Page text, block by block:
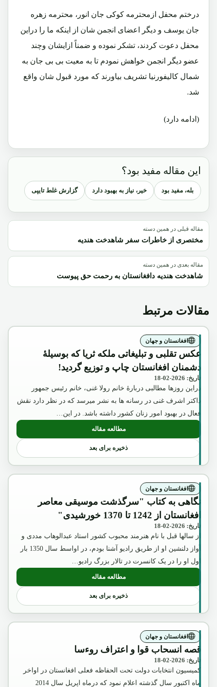
درختم محفل ازمحترمه کوکی جان انور، محترمه زهره
جان یوسف و دیگر اعضای انجمن شان از اینکه ما را دراین
محفل دعوت کردند، تشکر نموده و ضمناً ازایشان وچند
عضو دیگر انجمن خواهش نمودم تا به معیت بی بی جان به
شمال کالیفورنیا تشریف بیاورند که مورد قبول شان واقع
شد.
(ادامه دارد)
این مقاله مفید بود؟
بله، مفید بود خیر، نیاز به بهبود دارد گزارش غلط تایپی
مقاله قبلی در همین دسته
مختصری از خاطرات سفر شاهدخت هندیه
مقاله بعدی در همین دسته
شاهدخت هندیه دافغانستان به رحمت حق پیوست
مقالات مرتبط
افغانستان و جهان
عکس تقلبی و تبلیغاتی ملکه ثریا که بوسیلۀ
دشمنان افغانستان چاپ و توزیع گردید!
تاریخ: 2026-02-18
دراین روزها مطالبی دربارۀ خانم رولا غنی، خانم رئیس جمهور
داکتر اشرف غنی در رسانه ها به نشر میرسد که در نظر دارد نقش
فعال در بهبود امور زنان کشور داشته باشد. در این…
مطالعه مقاله: عکس تقلبی و تبلیغاتی ملکه ثریا که
ذخیره برای بعد
افغانستان و جهان
نگاهی به کتاب "سرگذشت موسیقی معاصر
افغانستان از 1242 تا 1370 خورشیدی"
تاریخ: 2026-02-18
از سالها قبل با نام هنرمند محبوب کشور استاد عبدالوهاب مددی و
آواز دلنشین او از طریق رادیو آشنا بودم، در اواسط سال 1350 بار
اول او را در یک کانسرت در تالار بزرگ رادیو…
مطالعه مقاله: نگاهی به کتاب "سرگذشت موسیقی معاصر افغانستان از
ذخیره برای بعد
افغانستان و جهان
قصه انسحاب قوا و اعتراف روءسا
تاریخ: 2026-02-18
کمیسیون انتخابات دولت تحت الحفاظه فعلی افغانستان در اواخر
ماه اکتبور سال گذشته اعلام نمود که درماه اپریل سال 2014